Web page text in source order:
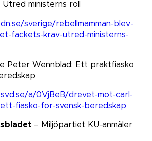
ministerns roll​​​​​​​
sverige/rebellmamman-blev-
fackets-krav-utred-ministerns-
Peter Wennblad: Ett praktfiasko
a/0VjBeB/drevet-mot-carl-
fiasko-for-svensk-beredskap
– Miljöpartiet KU-anmäler